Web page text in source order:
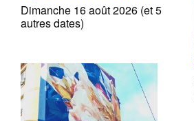
Dimanche 16 août 2026 (et 5
autres dates)